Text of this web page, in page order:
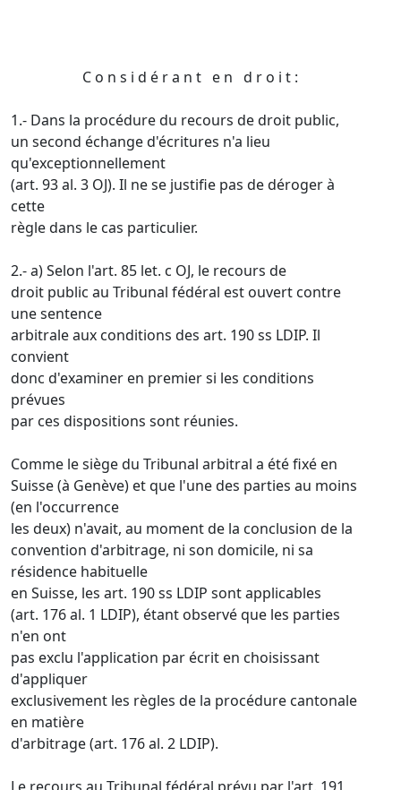
C o n s i d é r a n t e n d r o i t :
1.- Dans la procédure du recours de droit public,
un second échange d'écritures n'a lieu
qu'exceptionnellement
(art. 93 al. 3 OJ). Il ne se justifie pas de déroger à
cette
règle dans le cas particulier.
2.- a) Selon l'art. 85 let. c OJ, le recours de
droit public au Tribunal fédéral est ouvert contre
une sentence
arbitrale aux conditions des art. 190 ss LDIP. Il
convient
donc d'examiner en premier si les conditions
prévues
par ces dispositions sont réunies.
Comme le siège du Tribunal arbitral a été fixé en
Suisse (à Genève) et que l'une des parties au moins
(en l'occurrence
les deux) n'avait, au moment de la conclusion de la
convention d'arbitrage, ni son domicile, ni sa
résidence habituelle
en Suisse, les art. 190 ss LDIP sont applicables
(art. 176 al. 1 LDIP), étant observé que les parties
n'en ont
pas exclu l'application par écrit en choisissant
d'appliquer
exclusivement les règles de la procédure cantonale
en matière
d'arbitrage (art. 176 al. 2 LDIP).